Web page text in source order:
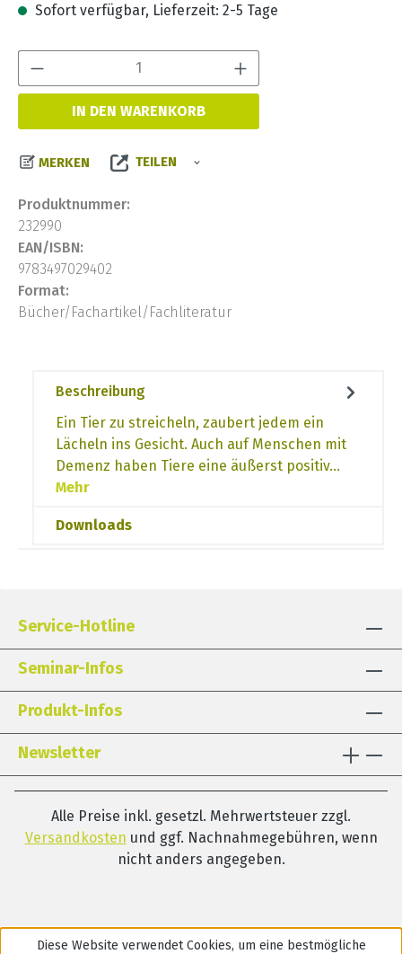
Sofort verfügbar, Lieferzeit: 2-5 Tage
IN DEN WARENKORB
MERKEN TEILEN
Produktnummer:
232990
EAN/ISBN:
9783497029402
Format:
Bücher/Fachartikel/Fachliteratur
Beschreibung
Ein Tier zu streicheln, zaubert jedem ein
Lächeln ins Gesicht. Auch auf Menschen mit
Demenz haben Tiere eine äußerst positiv…
Mehr
Downloads
Service-Hotline
Seminar-Infos
Produkt-Infos
Newsletter
Alle Preise inkl. gesetzl. Mehrwertsteuer zzgl.
Versandkosten und ggf. Nachnahmegebühren, wenn
nicht anders angegeben.
Diese Website verwendet Cookies, um eine bestmögliche